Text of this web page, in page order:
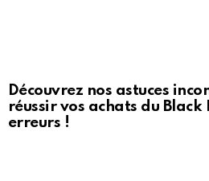
Découvrez nos astuces
réussir vos achats du
erreurs !